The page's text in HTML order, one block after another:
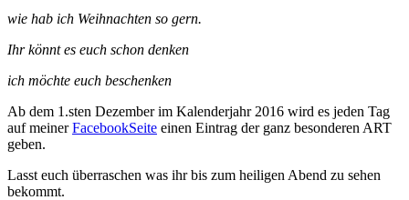
wie hab ich Weihnachten so gern.
Ihr könnt es euch schon denken
ich möchte euch beschenken
Ab dem 1.sten Dezember im Kalenderjahr 2016 wird es jeden Tag
auf meinerFacebookSeite einen Eintrag der ganz besonderen ART
geben.
Lasst euch überraschen was ihr bis zum heiligen Abend zu sehen
bekommt.